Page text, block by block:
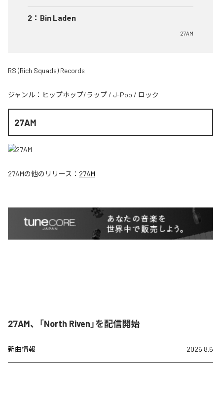
2 ： Bin Laden
27AM
RS (Rich Squads) Records
ジャンル： ヒップホップ/ラップ / J-Pop / ロック
27AM
27AMの他のリリース： 27AM
27AM、「North Riven」を配信開始
新曲情報 2026.8.6